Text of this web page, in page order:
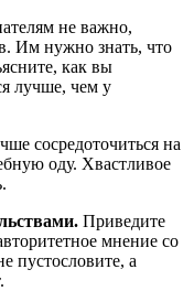
не важно,
Им нужно знать, что
как вы
лучше, чем у
сосредоточиться на
оду. Хвастливое
Приведите
мнение со
пустословите, а